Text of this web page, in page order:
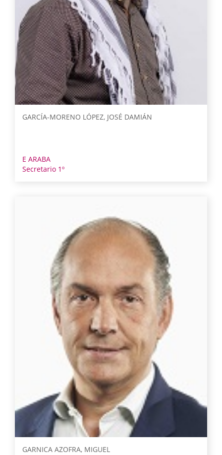
GARCÍA-MORENO LÓPEZ, JOSÉ DAMIÁN
E ARABA
Secretario 1º
GARNICA AZOFRA, MIGUEL